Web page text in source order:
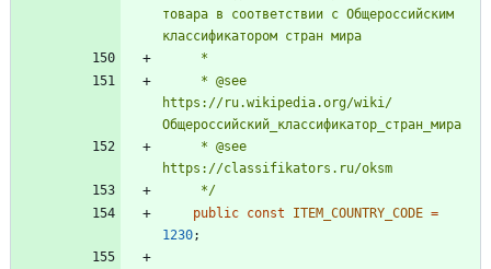
товара в соответствии с Общероссийским
https://ru.wikipedia.org/wiki/
     */
public const ITEM_COUNTRY_CODE =
1230;